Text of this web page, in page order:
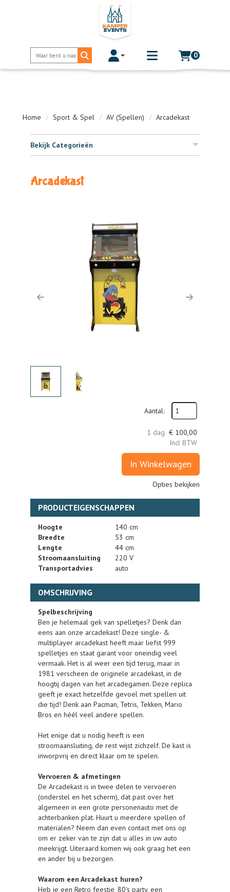
Toggle account dropdown
Toggle
mobile
0
Home Sport & Spel AV (Spellen) Arcadekast
Bekijk Categorieën
Arcadekast
Previous Next
Aantal:
1 dag € 100,00
Incl BTW
In Winkelwagen
Opties bekijken
PRODUCTEIGENSCHAPPEN
Hoogte
140 cm
Breedte
53 cm
Lengte
44 cm
Stroomaansluiting
220 V
Transportadvies
auto
OMSCHRIJVING
Spelbeschrijving
Ben je helemaal gek van spelletjes? Denk dan
eens aan onze arcadekast! Deze single- &
multiplayer arcadekast heeft maar liefst 999
spelletjes en staat garant voor oneindig veel
vermaak. Het is al weer een tijd terug, maar in
1981 verscheen de originele arcadekast, in de
hoogtij dagen van het arcadegamen. Deze replica
geeft je exact hetzelfde gevoel met spellen uit
die tijd! Denk aan Pacman, Tetris, Tekken, Mario
Bros en héél veel andere spellen.
Het enige dat u nodig heeft is een
stroomaansluiting, de rest wijst zichzelf. De kast is
inworpvrij en direct klaar om te spelen.
Vervoeren & afmetingen
De Arcadekast is in twee delen te vervoeren
(onderstel en het scherm), dat past over het
algemeen in een grote personenauto met de
achterbanken plat. Huurt u meerdere spellen of
materialen? Neem dan even contact met ons op
om er zeker van te zijn dat u alles in uw auto
meekrijgt. Uiteraard komen wij ook graag het een
en ander bij u bezorgen.
Waarom een Arcadekast huren?
Heb je een Retro feestje, 80's party, een